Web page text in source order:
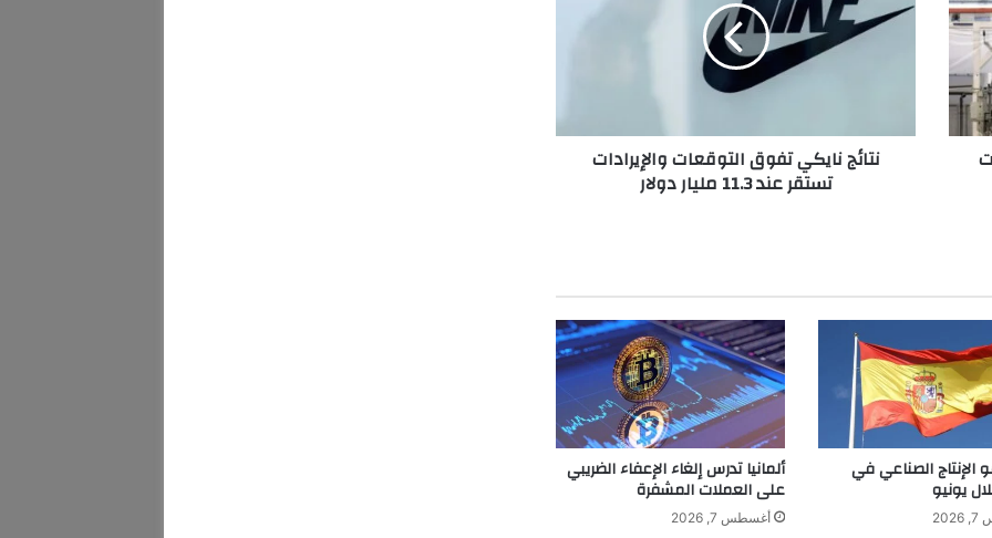
ك
ل
ت
ق
ع
ا
و
نتائج نايكي تفوق التوقعات والإيرادات
تستقر عند 11.3 مليار دولار
الإنتاج الصناعي في
يونيو
ألمانيا تدرس إلغاء الإعفاء الضريبي
على العملات المشفرة
أغسطس 7, 2026